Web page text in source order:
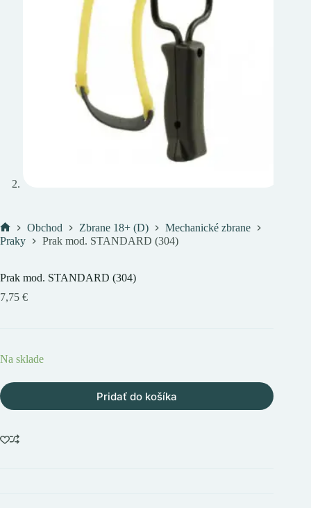
Domov
Obchod Zbrane 18+ (D)
Mechanické zbrane
Praky
Prak mod. STANDARD (304)
Prak mod. STANDARD (304)
7,75 €
Na sklade
Pridať do košíka